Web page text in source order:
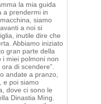
la mia guida
a prendermi in
siamo
a noi si
inutile dire che
Abbiamo iniziato
gran parte della
i miei polmoni non
di scendere”.
andate a pranzo,
e poi siamo
dove ci sono le
Dinastia Ming.